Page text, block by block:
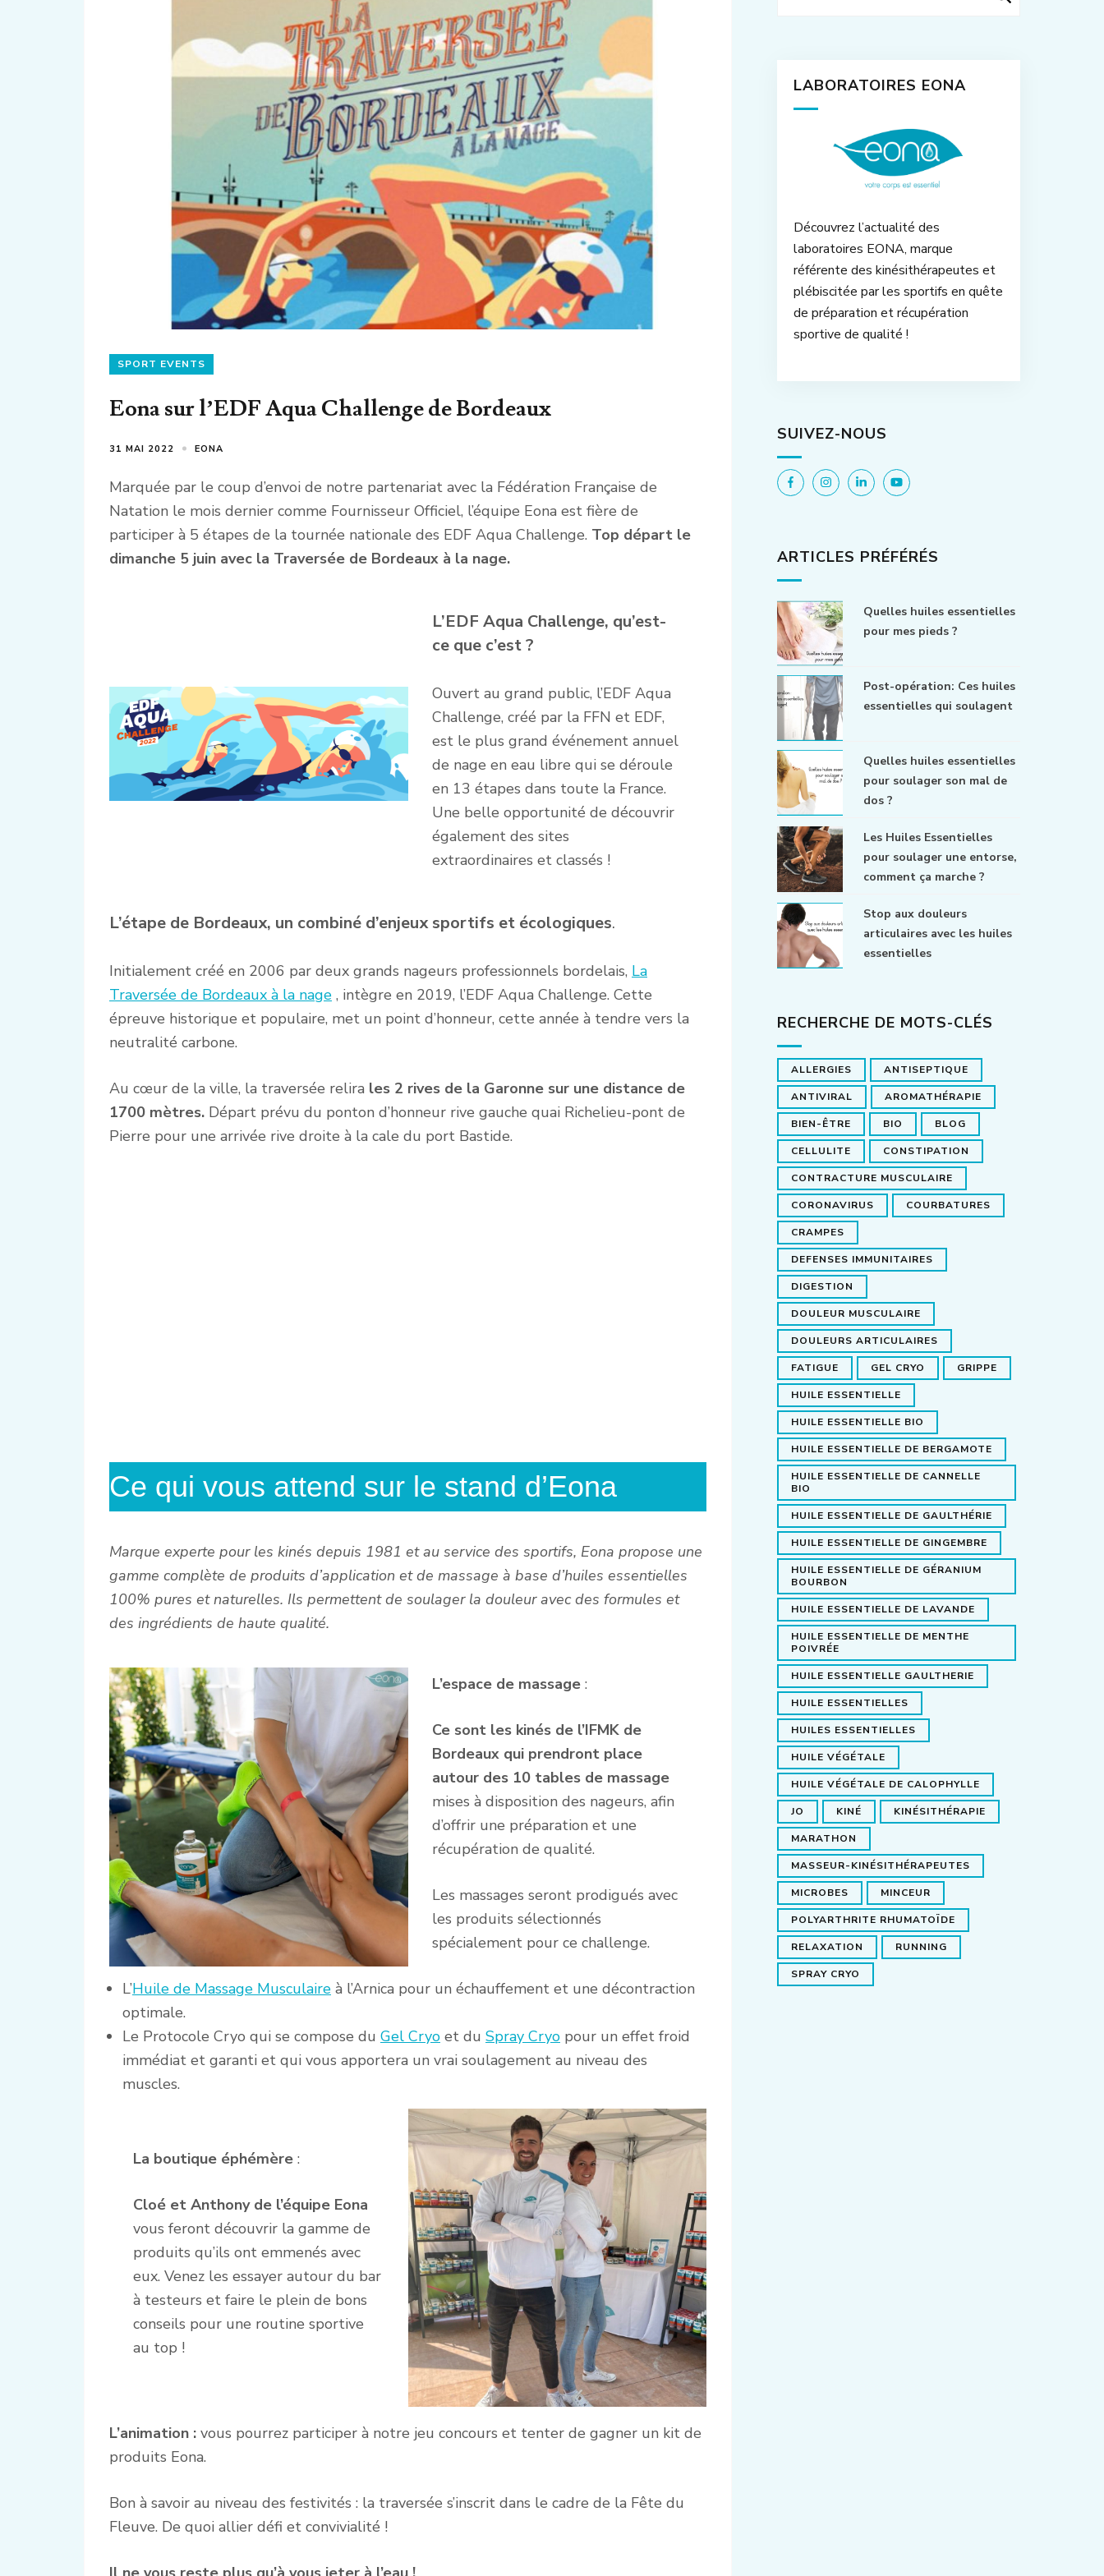
SPORT EVENTS
Eona sur l’EDF Aqua Challenge de Bordeaux
31 MAI 2022 EONA
Marquée par le coup d’envoi de notre partenariat avec la Fédération Française de
Natation le mois dernier comme Fournisseur Officiel, l’équipe Eona est fière de
participer à 5 étapes de la tournée nationale des EDF Aqua Challenge. Top départ le
dimanche 5 juin avec la Traversée de Bordeaux à la nage.
L’EDF Aqua Challenge, qu’est-
ce que c’est ?
Ouvert au grand public, l’EDF Aqua
Challenge, créé par la FFN et EDF,
est le plus grand événement annuel
de nage en eau libre qui se déroule
en 13 étapes dans toute la France.
Une belle opportunité de découvrir
également des sites
extraordinaires et classés !
L’étape de Bordeaux, un combiné d’enjeux sportifs et écologiques.
Initialement créé en 2006 par deux grands nageurs professionnels bordelais, La
Traversée de Bordeaux à la nage , intègre en 2019, l’EDF Aqua Challenge. Cette
épreuve historique et populaire, met un point d’honneur, cette année à tendre vers la
neutralité carbone.
Au cœur de la ville, la traversée relira les 2 rives de la Garonne sur une distance de
1700 mètres. Départ prévu du ponton d’honneur rive gauche quai Richelieu-pont de
Pierre pour une arrivée rive droite à la cale du port Bastide.
Ce qui vous attend sur le stand d’Eona
Marque experte pour les kinés depuis 1981 et au service des sportifs, Eona propose une
gamme complète de produits d’application et de massage à base d’huiles essentielles
100% pures et naturelles. Ils permettent de soulager la douleur avec des formules et
des ingrédients de haute qualité.
L’espace de massage:
Ce sont les kinés de l’IFMK de
Bordeaux qui prendront place
autour des 10 tables de massage
mises à disposition des nageurs, afin
d’offrir une préparation et une
récupération de qualité.
Les massages seront prodigués avec
les produits sélectionnés
spécialement pour ce challenge.
L’Huile de Massage Musculaire à l’Arnica pour un échauffement et une décontraction
optimale.
Le Protocole Cryo qui se compose du Gel Cryo et du Spray Cryo pour un effet froid
immédiat et garanti et qui vous apportera un vrai soulagement au niveau des
muscles.
La boutique éphémère :
Cloé et Anthony de l’équipe Eona
vous feront découvrir la gamme de
produits qu’ils ont emmenés avec
eux. Venez les essayer autour du bar
à testeurs et faire le plein de bons
conseils pour une routine sportive
au top !
L’animation : vous pourrez participer à notre jeu concours et tenter de gagner un kit de
produits Eona.
Bon à savoir au niveau des festivités : la traversée s’inscrit dans le cadre de la Fête du
Fleuve. De quoi allier défi et convivialité !
LABORATOIRES EONA
Découvrez l’actualité des
laboratoires EONA, marque
référente des kinésithérapeutes et
plébiscitée par les sportifs en quête
de préparation et récupération
sportive de qualité !
SUIVEZ-NOUS
ARTICLES PRÉFÉRÉS
Quelles huiles essentielles
pour mes pieds ?
Post-opération: Ces huiles
essentielles qui soulagent
Quelles huiles essentielles
pour soulager son mal de
dos ?
Les Huiles Essentielles
pour soulager une entorse,
comment ça marche ?
Stop aux douleurs
articulaires avec les huiles
essentielles
RECHERCHE DE MOTS-CLÉS
ALLERGIES ANTISEPTIQUE
ANTIVIRAL AROMATHÉRAPIE
BIEN-ÊTRE BIO BLOG
CELLULITE CONSTIPATION
CONTRACTURE MUSCULAIRE
CORONAVIRUS COURBATURES
CRAMPES
DEFENSES IMMUNITAIRES
DIGESTION
DOULEUR MUSCULAIRE
DOULEURS ARTICULAIRES
FATIGUE GEL CRYO GRIPPE
HUILE ESSENTIELLE
HUILE ESSENTIELLE BIO
HUILE ESSENTIELLE DE BERGAMOTE
HUILE ESSENTIELLE DE CANNELLE
BIO
HUILE ESSENTIELLE DE GAULTHÉRIE
HUILE ESSENTIELLE DE GINGEMBRE
HUILE ESSENTIELLE DE GÉRANIUM
BOURBON
HUILE ESSENTIELLE DE LAVANDE
HUILE ESSENTIELLE DE MENTHE
POIVRÉE
HUILE ESSENTIELLE GAULTHERIE
HUILE ESSENTIELLES
HUILES ESSENTIELLES
HUILE VÉGÉTALE
HUILE VÉGÉTALE DE CALOPHYLLE
JO KINÉ KINÉSITHÉRAPIE
MARATHON
MASSEUR-KINÉSITHÉRAPEUTES
MICROBES MINCEUR
POLYARTHRITE RHUMATOÏDE
RELAXATION RUNNING
SPRAY CRYO